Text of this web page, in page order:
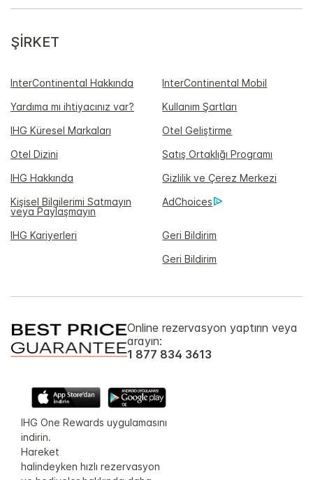
ŞIRKET
InterContinental Hakkında
InterContinental Mobil
Yardıma mı ihtiyacınız var?
Kullanım Şartları
IHG Küresel Markaları
Otel Geliştirme
Otel Dizini
Satış Ortaklığı Programı
IHG Hakkında
Gizlilik ve Çerez Merkezi
Kişisel Bilgilerimi Satmayın
veya Paylaşmayın
AdChoices
IHG Kariyerleri
Geri Bildirim
Geri Bildirim
Online rezervasyon yaptırın veya
arayın:
1 877 834 3613
IHG One Rewards uygulamasını
indirin.
Hareket
halindeyken hızlı rezervasyon